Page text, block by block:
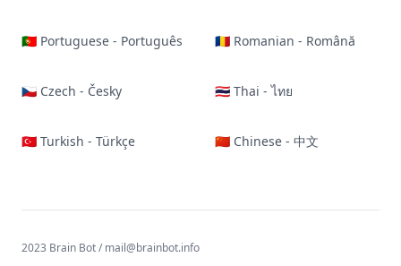
🇵🇹 Portuguese - Português 🇷🇴 Romanian - Română
🇨🇿 Czech - Česky 🇹🇭 Thai - ไทย
🇹🇷 Turkish - Türkçe 🇨🇳 Chinese - 中文
2023 Brain Bot /mail@brainbot.info